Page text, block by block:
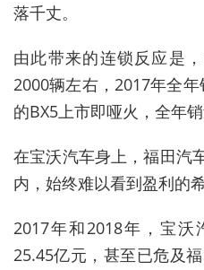
落千丈。
由此带来的连锁反应是
2000辆左右，2017年全
的BX5上市即哑火，全年销
在宝沃汽车身上，福田汽
内，始终难以看到盈利的希
2017年和2018年，宝沃
25.45亿元，甚至已危及